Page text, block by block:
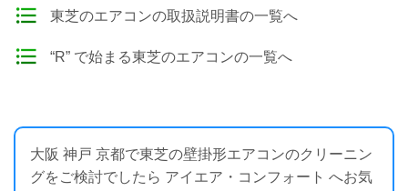
東芝のエアコンの取扱説明書の一覧へ
“R” で始まる東芝のエアコンの一覧へ
大阪 神戸 京都で東芝の壁掛形エアコンのクリーニン
グをご検討でしたら アイエア・コンフォート へお気